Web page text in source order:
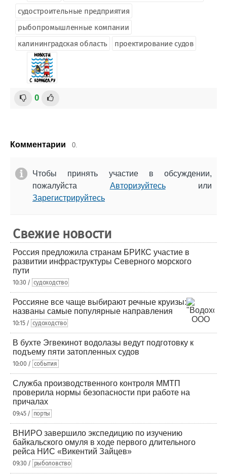
судостроительные предприятия
рыбопромышленные компании
калининградская область
проектирование судов
0
Комментарии 0.
Чтобы принять участие в обсуждении,
пожалуйста Авторизуйтесьили
Зарегистрируйтесь
Свежие новости
Россия предложила странам БРИКС участие в
развитии инфраструктуры Северного морского
пути
10:30 / судоходство
Россияне все чаще выбирают речные круизы:
названы самые популярные направления
10:15 / судоходство
В бухте Эгвекинот водолазы ведут подготовку к
подъему пяти затопленных судов
10:00 / события
Служба производственного контроля ММТП
проверила нормы безопасности при работе на
причалах
09:45 / порты
ВНИРО завершило экспедицию по изучению
байкальского омуля в ходе первого длительного
рейса НИС «Викентий Зайцев»
09:30 / рыболовство